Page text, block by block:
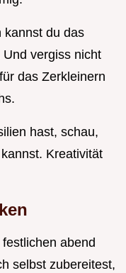
kannst du das
vergiss nicht
das Zerkleinern
hast, schau,
Kreativität
abend
selbst zubereitest,